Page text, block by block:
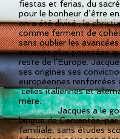
fiestas et ferias, du
pour le bonheur d’être
on a été divisé ; le
comme ferment de
sans oublier les
souvent plus poussées
reste de l’Europe.
ses origines ses
européennes renforcées
celles italiennes et
mère.
Jacques a le goût
langue de Cervantès,
familiale, sans études